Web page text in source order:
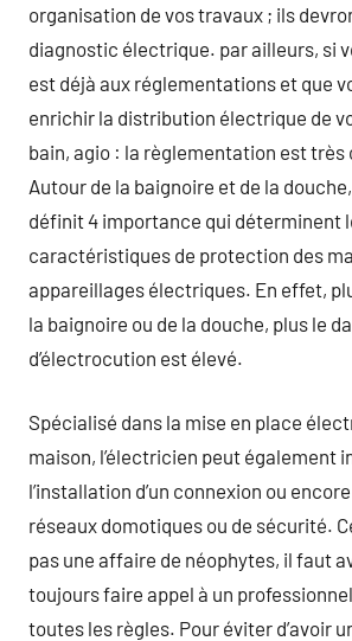
organisation de vos travaux ; ils
diagnostic électrique. par ailleurs, si
est déjà aux réglementations et que
enrichir la distribution électrique de
bain, agio : la règlementation est
Autour de la baignoire et de la douche,
définit 4 importance qui déterminent
caractéristiques de protection des
appareillages électriques. En effet,
la baignoire ou de la douche, plus le
d’électrocution est élevé.
Spécialisé dans la mise en place
maison, l’électricien peut également
l’installation d’un connexion ou
réseaux domotiques ou de sécurité.
pas une affaire de néophytes, il faut
toujours faire appel à un
toutes les règles. Pour éviter d’avoir